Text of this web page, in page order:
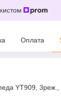
Оплата
YT909, 3реж.,